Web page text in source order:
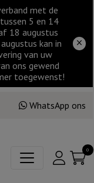
met de
5 en 14
18 augustus
kan in
van uw
ons gewend
toegewenst!
WhatsApp ons
0